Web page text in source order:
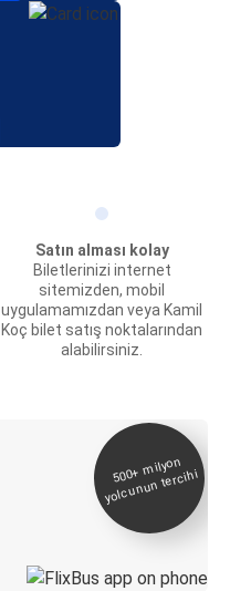
Satın alması kolay
Biletlerinizi internet
sitemizden, mobil
uygulamamızdan veya Kamil
Koç bilet satış noktalarından
alabilirsiniz.
500+
milyon
yolcunun tercihi